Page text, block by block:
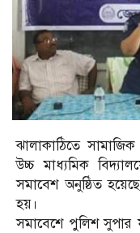
ঝালাকাঠিতে
উচ্চ মাধ্যমিক
সমাবেশ অনুষ্ঠিত
হয়।
সমাবেশে পুলিশ সুপার